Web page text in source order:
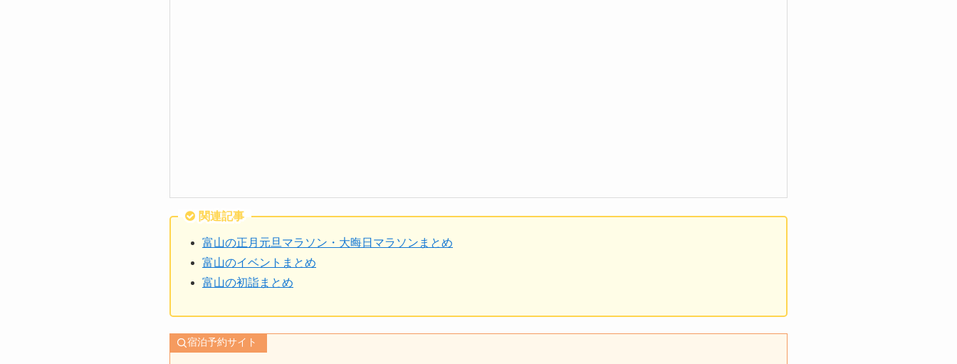
関連記事
富山の正月元旦マラソン・大晦日マラソンまとめ
富山のイベントまとめ
富山の初詣まとめ
宿泊予約サイト